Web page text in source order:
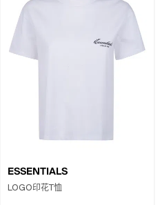
ESSENTIALS
LOGO印花T恤